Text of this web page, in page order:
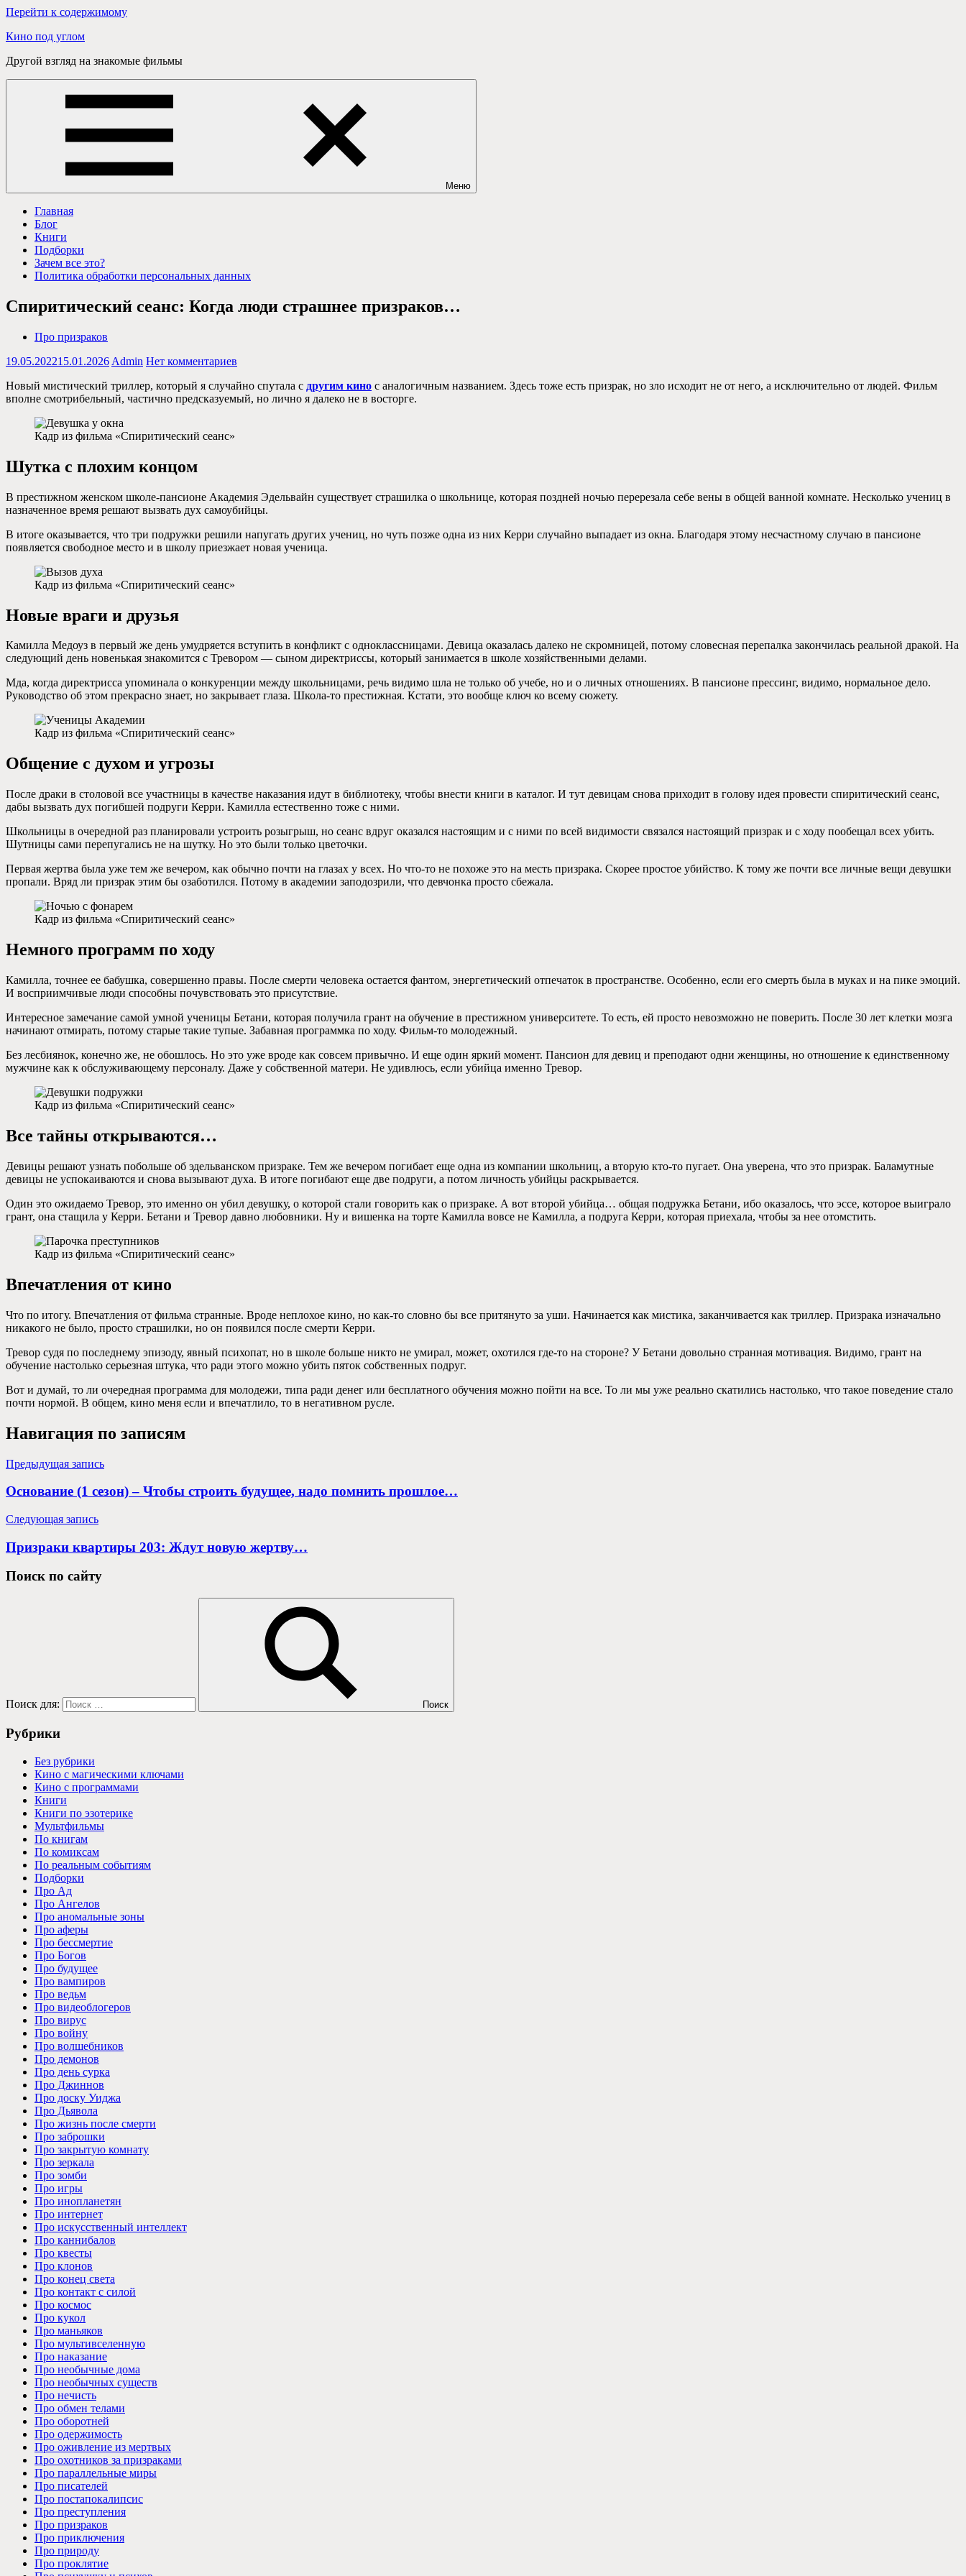
Перейти к содержимому
Кино под углом
Другой взгляд на знакомые фильмы
Меню
Главная
Блог
Книги
Подборки
Зачем все это?
Политика обработки персональных данных
Спиритический сеанс: Когда люди страшнее призраков…
Про призраков
19.05.202215.01.2026 Admin Нет комментариев
Новый мистический триллер, который я случайно спутала с другим кино с аналогичным названием. Здесь тоже есть призрак, но зло исходит не от него, а исключительно от людей. Фильм
вполне смотрибельный, частично предсказуемый, но лично я далеко не в восторге.
Кадр из фильма «Спиритический сеанс»
Шутка с плохим концом
В престижном женском школе-пансионе Академия Эдельвайн существует страшилка о школьнице, которая поздней ночью перерезала себе вены в общей ванной комнате. Несколько учениц в
назначенное время решают вызвать дух самоубийцы.
В итоге оказывается, что три подружки решили напугать других учениц, но чуть позже одна из них Керри случайно выпадает из окна. Благодаря этому несчастному случаю в пансионе
появляется свободное место и в школу приезжает новая ученица.
Кадр из фильма «Спиритический сеанс»
Новые враги и друзья
Камилла Медоуз в первый же день умудряется вступить в конфликт с одноклассницами. Девица оказалась далеко не скромницей, потому словесная перепалка закончилась реальной дракой. На
следующий день новенькая знакомится с Тревором — сыном директриссы, который занимается в школе хозяйственными делами.
Мда, когда директрисса упоминала о конкуренции между школьницами, речь видимо шла не только об учебе, но и о личных отношениях. В пансионе прессинг, видимо, нормальное дело.
Руководство об этом прекрасно знает, но закрывает глаза. Школа-то престижная. Кстати, это вообще ключ ко всему сюжету.
Кадр из фильма «Спиритический сеанс»
Общение с духом и угрозы
После драки в столовой все участницы в качестве наказания идут в библиотеку, чтобы внести книги в каталог. И тут девицам снова приходит в голову идея провести спиритический сеанс,
дабы вызвать дух погибшей подруги Керри. Камилла естественно тоже с ними.
Школьницы в очередной раз планировали устроить розыгрыш, но сеанс вдруг оказался настоящим и с ними по всей видимости связался настоящий призрак и с ходу пообещал всех убить.
Шутницы сами перепугались не на шутку. Но это были только цветочки.
Первая жертва была уже тем же вечером, как обычно почти на глазах у всех. Но что-то не похоже это на месть призрака. Скорее простое убийство. К тому же почти все личные вещи девушки
пропали. Вряд ли призрак этим бы озаботился. Потому в академии заподозрили, что девчонка просто сбежала.
Кадр из фильма «Спиритический сеанс»
Немного программ по ходу
Камилла, точнее ее бабушка, совершенно правы. После смерти человека остается фантом, энергетический отпечаток в пространстве. Особенно, если его смерть была в муках и на пике эмоций.
И восприимчивые люди способны почувствовать это присутствие.
Интересное замечание самой умной ученицы Бетани, которая получила грант на обучение в престижном университете. То есть, ей просто невозможно не поверить. После 30 лет клетки мозга
начинают отмирать, потому старые такие тупые. Забавная программка по ходу. Фильм-то молодежный.
Без лесбиянок, конечно же, не обошлось. Но это уже вроде как совсем привычно. И еще один яркий момент. Пансион для девиц и преподают одни женщины, но отношение к единственному
мужчине как к обслуживающему персоналу. Даже у собственной матери. Не удивлюсь, если убийца именно Тревор.
Кадр из фильма «Спиритический сеанс»
Все тайны открываются…
Девицы решают узнать побольше об эдельванском призраке. Тем же вечером погибает еще одна из компании школьниц, а вторую кто-то пугает. Она уверена, что это призрак. Баламутные
девицы не успокаиваются и снова вызывают духа. В итоге погибают еще две подруги, а потом личность убийцы раскрывается.
Один это ожидаемо Тревор, это именно он убил девушку, о которой стали говорить как о призраке. А вот второй убийца… общая подружка Бетани, ибо оказалось, что эссе, которое выиграло
грант, она стащила у Керри. Бетани и Тревор давно любовники. Ну и вишенка на торте Камилла вовсе не Камилла, а подруга Керри, которая приехала, чтобы за нее отомстить.
Кадр из фильма «Спиритический сеанс»
Впечатления от кино
Что по итогу. Впечатления от фильма странные. Вроде неплохое кино, но как-то словно бы все притянуто за уши. Начинается как мистика, заканчивается как триллер. Призрака изначально
никакого не было, просто страшилки, но он появился после смерти Керри.
Тревор судя по последнему эпизоду, явный психопат, но в школе больше никто не умирал, может, охотился где-то на стороне? У Бетани довольно странная мотивация. Видимо, грант на
обучение настолько серьезная штука, что ради этого можно убить пяток собственных подруг.
Вот и думай, то ли очередная программа для молодежи, типа ради денег или бесплатного обучения можно пойти на все. То ли мы уже реально скатились настолько, что такое поведение стало
почти нормой. В общем, кино меня если и впечатлило, то в негативном русле.
Навигация по записям
Предыдущая запись
Основание (1 сезон) – Чтобы строить будущее, надо помнить прошлое…
Следующая запись
Призраки квартиры 203: Ждут новую жертву…
Поиск по сайту
Поиск для: Поиск
Рубрики
Без рубрики
Кино с магическими ключами
Кино с программами
Книги
Книги по эзотерике
Мультфильмы
По книгам
По комиксам
По реальным событиям
Подборки
Про Ад
Про Ангелов
Про аномальные зоны
Про аферы
Про бессмертие
Про Богов
Про будущее
Про вампиров
Про ведьм
Про видеоблогеров
Про вирус
Про войну
Про волшебников
Про демонов
Про день сурка
Про Джиннов
Про доску Уиджа
Про Дьявола
Про жизнь после смерти
Про заброшки
Про закрытую комнату
Про зеркала
Про зомби
Про игры
Про инопланетян
Про интернет
Про искусственный интеллект
Про каннибалов
Про квесты
Про клонов
Про конец света
Про контакт с силой
Про космос
Про кукол
Про маньяков
Про мультивселенную
Про наказание
Про необычные дома
Про необычных существ
Про нечисть
Про обмен телами
Про оборотней
Про одержимость
Про оживление из мертвых
Про охотников за призраками
Про параллельные миры
Про писателей
Про постапокалипсис
Про преступления
Про призраков
Про приключения
Про природу
Про проклятие